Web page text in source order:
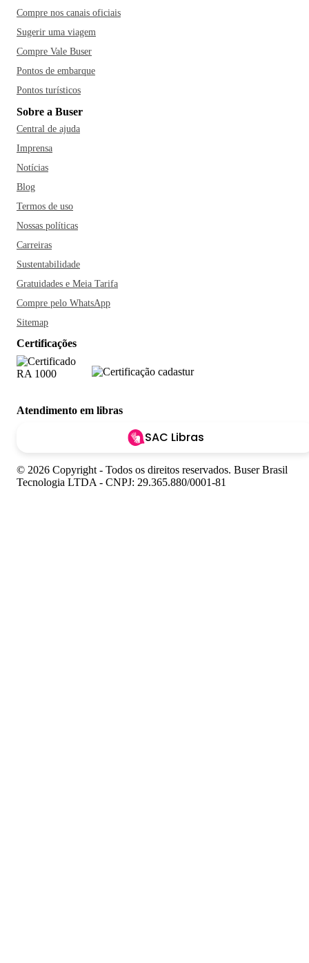
Compre nos canais oficiais
Sugerir uma viagem
Compre Vale Buser
Pontos de embarque
Pontos turísticos
Sobre a Buser
Central de ajuda
Imprensa
Notícias
Blog
Termos de uso
Nossas políticas
Carreiras
Sustentabilidade
Gratuidades e Meia Tarifa
Compre pelo WhatsApp
Sitemap
Certificações
Atendimento em libras
SAC Libras
© 2026 Copyright - Todos os direitos reservados. Buser Brasil
Tecnologia LTDA - CNPJ: 29.365.880/0001-81